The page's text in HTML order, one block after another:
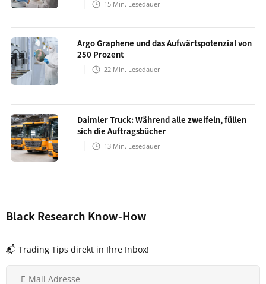
15 Min. Lesedauer
Argo Graphene und das Aufwärtspotenzial von
250 Prozent
22 Min. Lesedauer
Daimler Truck: Während alle zweifeln, füllen
sich die Auftragsbücher
13 Min. Lesedauer
Black Research Know-How
📬 Trading Tips direkt in Ihre Inbox!